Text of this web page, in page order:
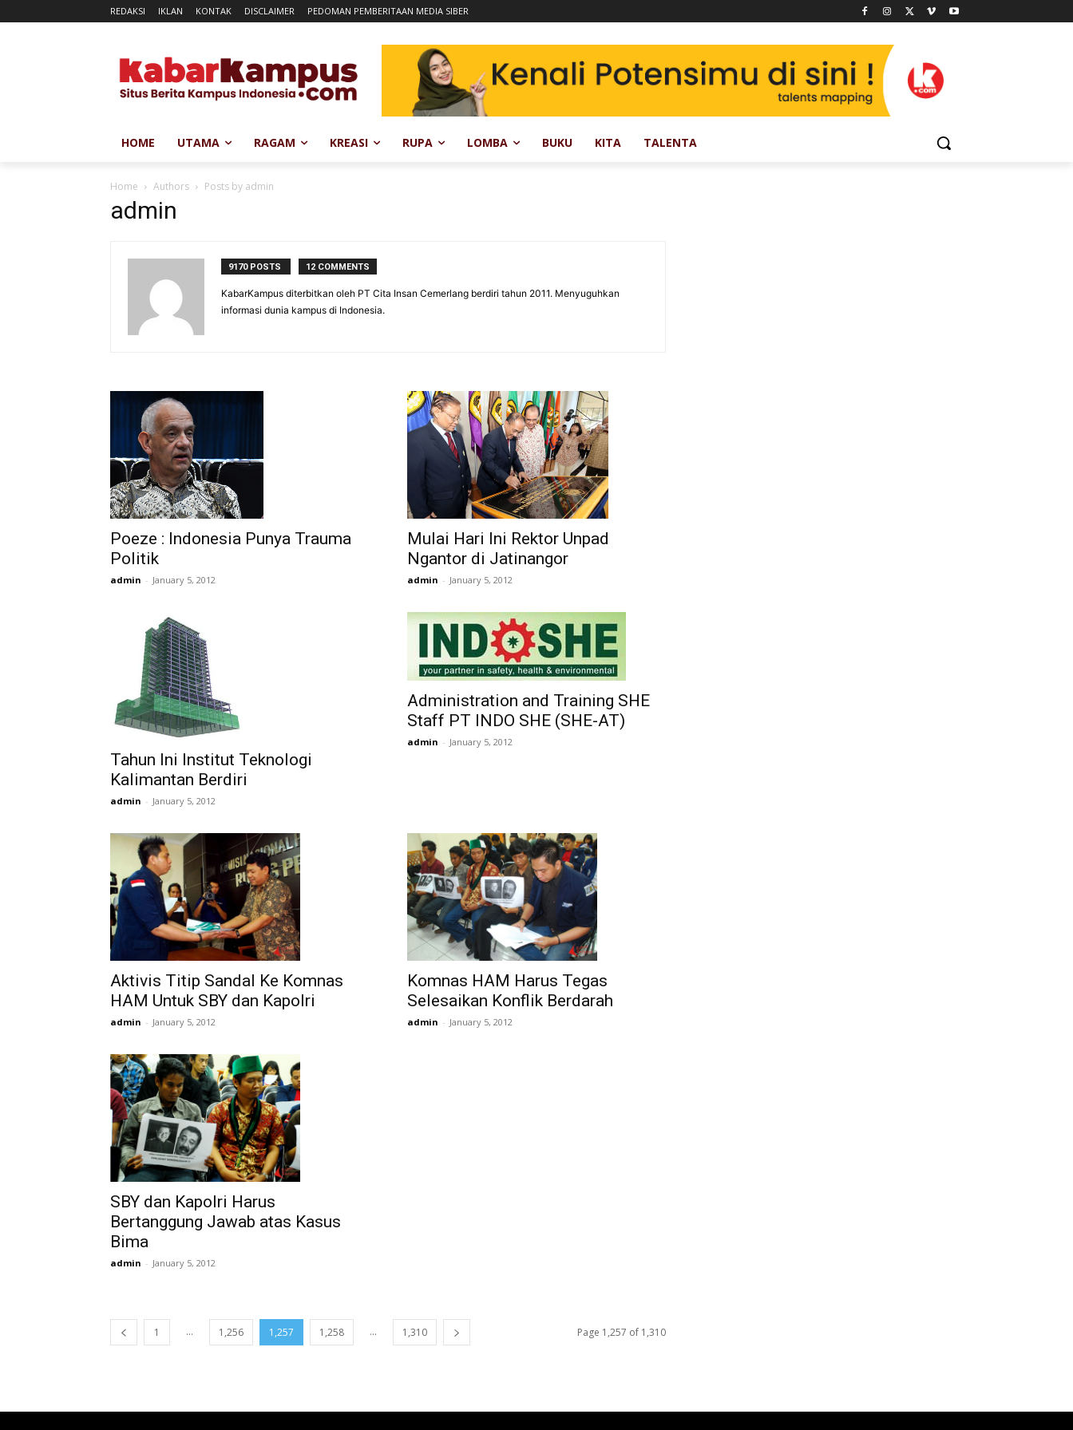
REDAKSI IKLAN KONTAK DISCLAIMER PEDOMAN PEMBERITAAN MEDIA SIBER
HOME UTAMA RAGAM KREASI RUPA LOMBA BUKU KITA TALENTA
Home Authors Posts by admin
admin
9170 POSTS 12 COMMENTS
KabarKampus diterbitkan oleh PT Cita Insan Cemerlang berdiri tahun 2011. Menyuguhkan
informasi dunia kampus di Indonesia.
Poeze : Indonesia Punya Trauma
Politik
admin - January 5, 2012
Mulai Hari Ini Rektor Unpad
Ngantor di Jatinangor
admin - January 5, 2012
Tahun Ini Institut Teknologi
Kalimantan Berdiri
admin - January 5, 2012
Administration and Training SHE
Staff PT INDO SHE (SHE-AT)
admin - January 5, 2012
Aktivis Titip Sandal Ke Komnas
HAM Untuk SBY dan Kapolri
admin - January 5, 2012
Komnas HAM Harus Tegas
Selesaikan Konflik Berdarah
admin - January 5, 2012
SBY dan Kapolri Harus
Bertanggung Jawab atas Kasus
Bima
admin - January 5, 2012
1 ... 1,256 1,257 1,258 ... 1,310 Page 1,257 of 1,310